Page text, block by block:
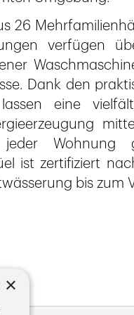
26
verfügen
Dank den
eine
jeder Wohnung
ist zertifiziert
bis zum
×